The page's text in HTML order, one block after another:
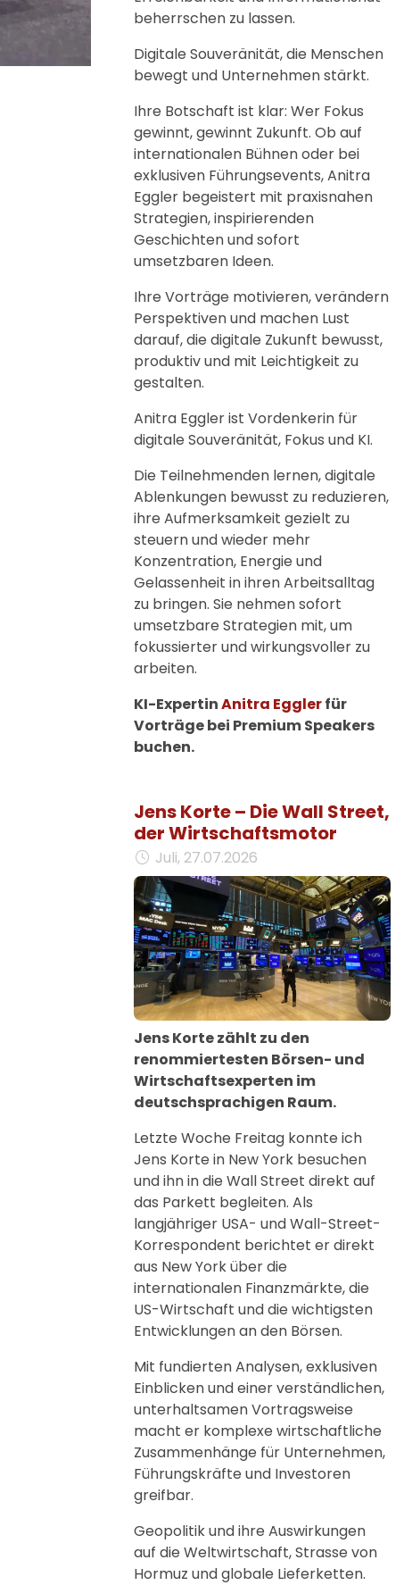
beherrschen zu lassen.
Digitale Souveränität, die Menschen
bewegt und Unternehmen stärkt.
Ihre Botschaft ist klar: Wer Fokus
gewinnt, gewinnt Zukunft. Ob auf
internationalen Bühnen oder bei
exklusiven Führungsevents, Anitra
Eggler begeistert mit praxisnahen
Strategien, inspirierenden
Geschichten und sofort
umsetzbaren Ideen.
Ihre Vorträge motivieren, verändern
Perspektiven und machen Lust
darauf, die digitale Zukunft bewusst,
produktiv und mit Leichtigkeit zu
gestalten.
Anitra Eggler ist Vordenkerin für
digitale Souveränität, Fokus und KI.
Die Teilnehmenden lernen, digitale
Ablenkungen bewusst zu reduzieren,
ihre Aufmerksamkeit gezielt zu
steuern und wieder mehr
Konzentration, Energie und
Gelassenheit in ihren Arbeitsalltag
zu bringen. Sie nehmen sofort
umsetzbare Strategien mit, um
fokussierter und wirkungsvoller zu
arbeiten.
KI-ExpertinAnitra Egglerfür
Vorträge bei Premium Speakers
buchen.
Jens Korte – Die Wall Street,
der Wirtschaftsmotor
Juli, 27.07.2026
Jens Korte zählt zu den
renommiertesten Börsen- und
Wirtschaftsexperten im
deutschsprachigen Raum.
Letzte Woche Freitag konnte ich
Jens Korte in New York besuchen
und ihn in die Wall Street direkt auf
das Parkett begleiten. Als
langjähriger USA- und Wall-Street-
Korrespondent berichtet er direkt
aus New York über die
internationalen Finanzmärkte, die
US-Wirtschaft und die wichtigsten
Entwicklungen an den Börsen.
Mit fundierten Analysen, exklusiven
Einblicken und einer verständlichen,
unterhaltsamen Vortragsweise
macht er komplexe wirtschaftliche
Zusammenhänge für Unternehmen,
Führungskräfte und Investoren
greifbar.
Geopolitik und ihre Auswirkungen
auf die Weltwirtschaft, Strasse von
Hormuz und globale Lieferketten.